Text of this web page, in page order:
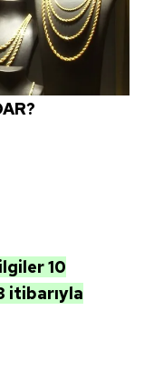
çeşitli kişisel
bilgi
daha işlevsel
yönelik
alan panel
detaylı bilgi
uyarınca
ve sitemizde
10
itibarıyla